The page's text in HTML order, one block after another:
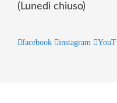
(Lunedì chiuso)
facebook instagram